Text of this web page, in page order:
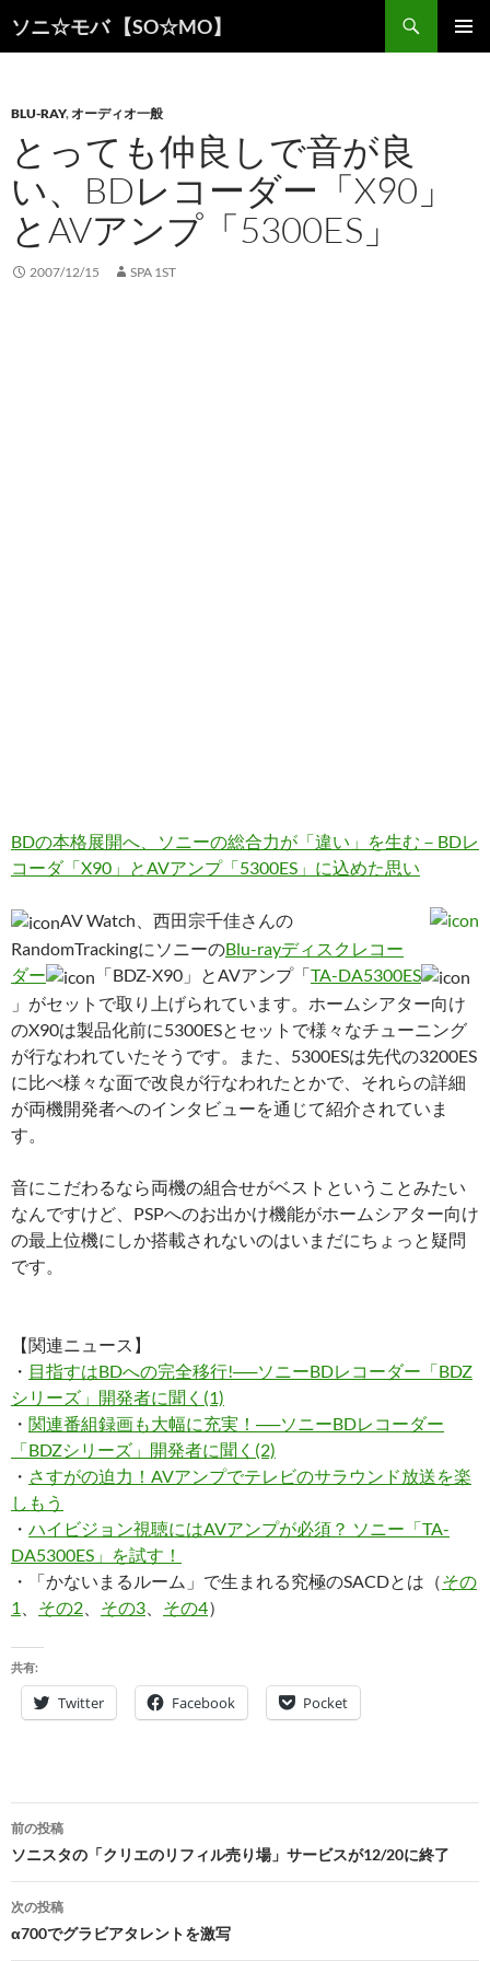
ソニ☆モバ 【SO☆MO】
索
ン
ツ
へ
ス
キ
ッ
プ
BLU-RAY,オーディオ一般
とっても仲良しで音が良
い、BDレコーダー「X90」
とAVアンプ「5300ES」
2007/12/15 SPA 1ST
BDの本格展開へ、ソニーの総合力が「違い」を生む－BDレ
コーダ「X90」とAVアンプ「5300ES」に込めた思い
AV Watch、西田宗千佳さんの
RandomTrackingにソニーのBlu-rayディスクレコー
ダー
「BDZ-X90」とAVアンプ「TA-DA5300ES
」がセットで取り上げられています。ホームシアター向け
のX90は製品化前に5300ESとセットで様々なチューニング
が行なわれていたそうです。また、5300ESは先代の3200ES
に比べ様々な面で改良が行なわれたとかで、それらの詳細
が両機開発者へのインタビューを通じて紹介されていま
す。
音にこだわるなら両機の組合せがベストということみたい
なんですけど、PSPへのお出かけ機能がホームシアター向け
の最上位機にしか搭載されないのはいまだにちょっと疑問
です。
【関連ニュース】
・ 目指すはBDへの完全移行!──ソニーBDレコーダー「BDZ
シリーズ」開発者に聞く(1)
・ 関連番組録画も大幅に充実！──ソニーBDレコーダー
「BDZシリーズ」開発者に聞く(2)
・ さすがの迫力！AVアンプでテレビのサラウンド放送を楽
しもう
・ ハイビジョン視聴にはAVアンプが必須？ ソニー「TA-
DA5300ES」を試す！
・「かないまるルーム」で生まれる究極のSACDとは（その
1
その2 その3 その4）
共有:
Twitter Facebook Pocket
投
稿
ナ
ビ
前の投稿
ソニスタの「クリエのリフィル売り場」サービスが12/20に終了
次の投稿
α700でグラビアタレントを激写